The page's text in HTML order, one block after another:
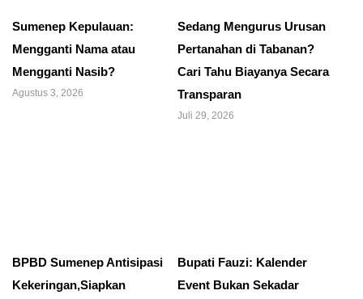
Sumenep Kepulauan:
Mengganti Nama atau
Mengganti Nasib?
Agustus 3, 2026
Sedang Mengurus Urusan
Pertanahan di Tabanan?
Cari Tahu Biayanya Secara
Transparan
Juli 29, 2026
BPBD Sumenep Antisipasi
Kekeringan,Siapkan
Bupati Fauzi: Kalender
Event Bukan Sekadar